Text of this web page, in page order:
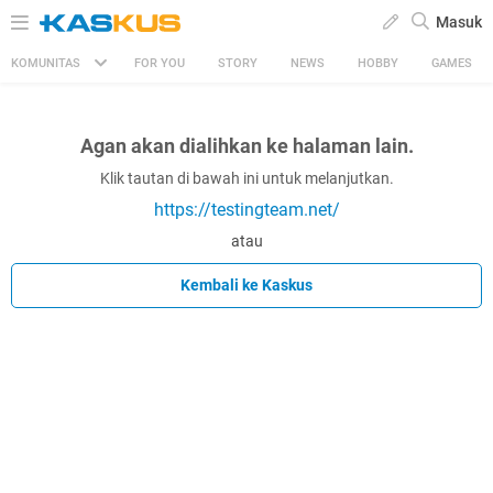
Masuk
KOMUNITAS FOR YOU STORY NEWS HOBBY GAMES
Agan akan dialihkan ke halaman lain.
Klik tautan di bawah ini untuk melanjutkan.
https://testingteam.net/
atau
Kembali ke Kaskus